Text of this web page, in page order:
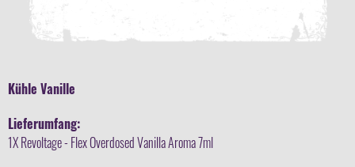
Kühle Vanille
Lieferumfang:
1X Revoltage - Flex Overdosed Vanilla Aroma 7ml